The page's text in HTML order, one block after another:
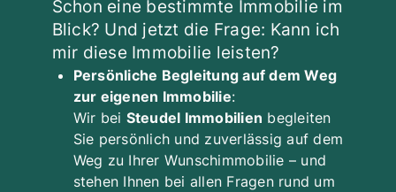
und eine individuelle
Beratung erhalten
Nehmen Sie sich einen Moment Zeit, um
das Formular auszufüllen. Dies hilft uns,
Ihre individuelle Situation besser zu
verstehen und gezielte Beratung
anzubieten.
Schon eine bestimmte Immobilie im
Blick? Und jetzt die Frage: Kann ich
mir diese Immobilie leisten?
Persönliche Begleitung auf dem Weg
zur eigenen Immobilie:
Wir bei Steudel Immobilien begleiten
Sie persönlich und zuverlässig auf dem
Weg zu Ihrer Wunschimmobilie – und
stehen Ihnen bei allen Fragen rund um